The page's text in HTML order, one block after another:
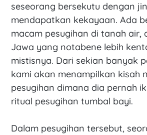
seseorang bersekutu dengan
mendapatkan kekayaan. Ada
macam pesugihan di tanah air,
Jawa yang notabene lebih
mistisnya. Dari sekian banyak
kami akan menampilkan kisah
pesugihan dimana dia pernah
ritual pesugihan tumbal bayi.
Dalam pesugihan tersebut,